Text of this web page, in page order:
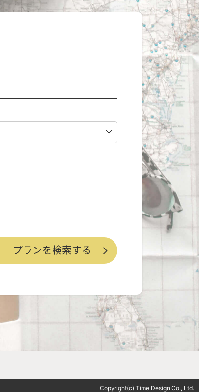
Copyright(c) Time Design Co., Ltd.